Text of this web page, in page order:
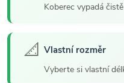
Koberec vypadá
📐 Vlastní rozměr
Vyberte si vlastní